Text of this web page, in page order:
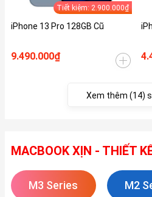
Tiết kiệm: 2.900.000₫
iPhone 13 Pro 128GB Cũ
9.490.000₫
Xem thêm (14)
MACBOOK XỊN - THIẾT
M3 Series M2